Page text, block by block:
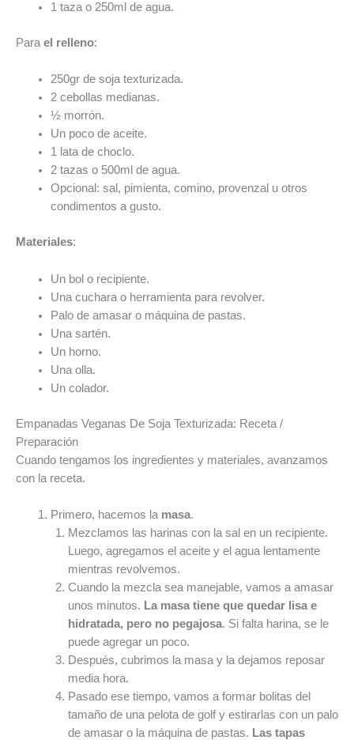
1 taza o 250ml de agua.
Para el relleno:
250gr de soja texturizada.
2 cebollas medianas.
½ morrón.
Un poco de aceite.
1 lata de choclo.
2 tazas o 500ml de agua.
Opcional: sal, pimienta, comino, provenzal u otros
condimentos a gusto.
Materiales:
Un bol o recipiente.
Una cuchara o herramienta para revolver.
Palo de amasar o máquina de pastas.
Una sartén.
Un horno.
Una olla.
Un colador.
Empanadas Veganas De Soja Texturizada: Receta /
Preparación
Cuando tengamos los ingredientes y materiales, avanzamos
con la receta.
Primero, hacemos la masa.
Mezclamos las harinas con la sal en un recipiente.
Luego, agregamos el aceite y el agua lentamente
mientras revolvemos.
Cuando la mezcla sea manejable, vamos a amasar
unos minutos. La masa tiene que quedar lisa e
hidratada, pero no pegajosa. Si falta harina, se le
puede agregar un poco.
Después, cubrimos la masa y la dejamos reposar
media hora.
Pasado ese tiempo, vamos a formar bolitas del
tamaño de una pelota de golf y estirarlas con un palo
de amasar o la máquina de pastas. Las tapas